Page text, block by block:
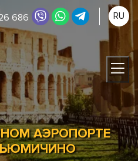
686 RU
АЭРОПОРТЕ